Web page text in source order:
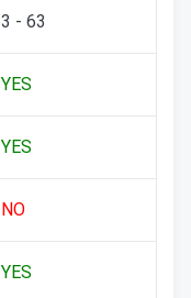
3 - 63
YES
YES
NO
YES